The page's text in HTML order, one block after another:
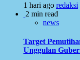
1 hari ago redaksi
2 min read
news
Target
Unggulan